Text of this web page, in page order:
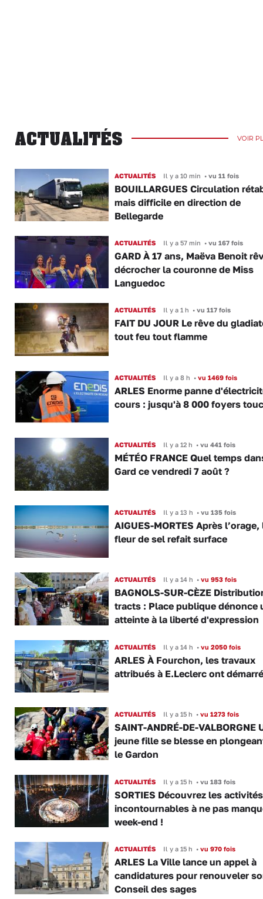
ACTUALITÉS VOIR
ACTUALITÉS Il y a 10 min •vu 11 fois
BOUILLARGUES Circulation
mais difficile en direction de
Bellegarde
ACTUALITÉS Il y a 57 min •vu 167 fois
GARD À 17 ans, Maëva Benoit
décrocher la couronne de Miss
Languedoc
ACTUALITÉS Il y a 1 h •vu 117 fois
FAIT DU JOUR Le rêve du
tout feu tout flamme
ACTUALITÉS Il y a 8 h •vu 1469 fois
ARLES Enorme panne
cours : jusqu'à 8 000 foyers
ACTUALITÉS Il y a 12 h •vu 441 fois
MÉTÉO FRANCE Quel temps
Gard ce vendredi 7 août ?
ACTUALITÉS Il y a 13 h •vu 135 fois
AIGUES-MORTES Après l’orage,
fleur de sel refait surface
ACTUALITÉS Il y a 14 h •vu 953 fois
BAGNOLS-SUR-CÈZE
tracts : Place publique dénonce
atteinte à la liberté d'expression
ACTUALITÉS Il y a 14 h •vu 2050 fois
ARLES À Fourchon, les travaux
attribués à E.Leclerc ont démarré
ACTUALITÉS Il y a 15 h •vu 1273 fois
SAINT-ANDRÉ-DE-VALBORGNE
jeune fille se blesse en
le Gardon
ACTUALITÉS Il y a 15 h •vu 183 fois
SORTIES Découvrez les activités
incontournables à ne pas
week-end !
ACTUALITÉS Il y a 15 h •vu 970 fois
ARLES La Ville lance un appel à
candidatures pour renouveler
Conseil des sages